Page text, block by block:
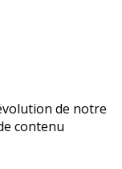
de notre
contenu